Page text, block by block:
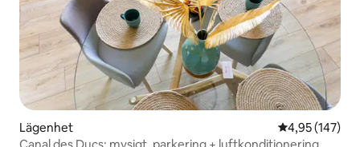
Lägenhet 4,95 av 5 i
4,95 (147)